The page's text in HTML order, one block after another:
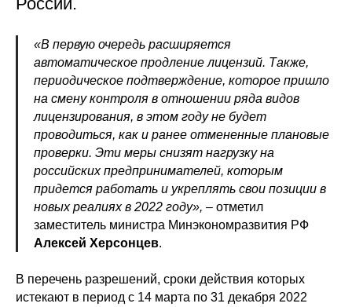
«В первую очередь расширяется
автоматическое продление лицензий. Также,
периодическое подтверждение, которое пришло
на смену контроля в отношении ряда видов
лицензирования, в этом году не будет
проводиться, как и ранее отмененные плановые
проверки. Эти меры снизят нагрузку на
российских предпринимателей, которым
придется работать и укреплять свои позиции в
новых реалиях в 2022 году», – отметил
заместитель министра Минэкономразвития РФ
Алексей Херсонцев.
В перечень разрешений, сроки действия которых
истекают в период с 14 марта по 31 декабря 2022